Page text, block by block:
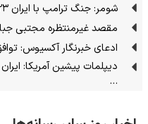
شومر: جنگ ترامپ با ایران ۲۳ هزار شغل را در آمریکا از بین برد
مقصد غیرمنتظره مجتبی
ادعای خبرنگار آکسیوس:
دیپلمات پیشین آمریکا:
…